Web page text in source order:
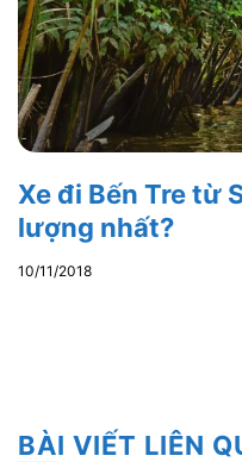
Xe đi Bến Tre từ
lượng nhất?
10/11/2018
BÀI VIẾT LIÊN